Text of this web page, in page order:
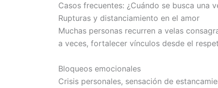
Casos frecuentes: ¿Cuándo se busca una
Rupturas y distanciamiento en el amor
Muchas personas recurren a velas
a veces, fortalecer vínculos desde el
Bloqueos emocionales
Crisis personales, sensación de